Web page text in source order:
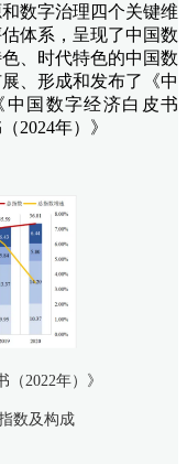
数字治理四个关键维
体系，呈现了中国数
、时代特色的中国数
、形成和发布了《中
中国数字经济白皮书
2024年）》
2022年）》
数及构成